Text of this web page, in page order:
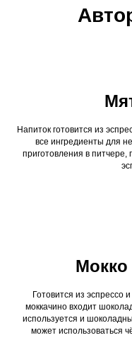
Напиток готовится из
все ингредиенты для
приготовления в питчере,
Мокко
Готовится из эспрессо
моккачино входит
используется и
может использоваться